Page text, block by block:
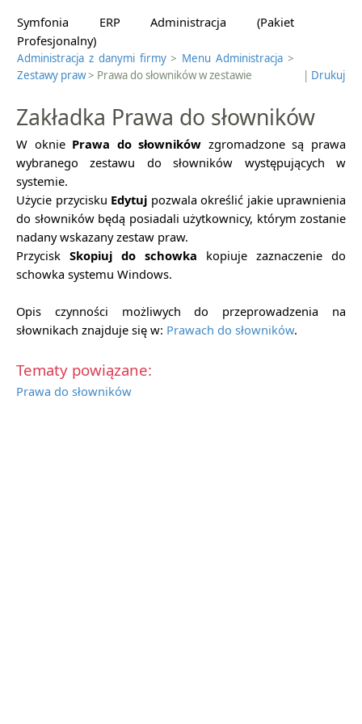
Symfonia ERP Administracja (Pakiet
Profesjonalny)
Administracja z danymi firmy> Menu Administracja >
Zestawy praw> Prawa do słowników w zestawie | Drukuj
Zakładka Prawa do słowników
W oknie Prawa do słowników zgromadzone są prawa
wybranego zestawu do słowników występujących w
systemie.
Użycie przycisku Edytuj pozwala określić jakie uprawnienia
do słowników będą posiadali użytkownicy, którym zostanie
nadany wskazany zestaw praw.
Przycisk Skopiuj do schowka kopiuje zaznaczenie do
schowka systemu Windows.
Opis czynności możliwych do przeprowadzenia na
słownikach znajduje się w: Prawach do słowników.
Tematy powiązane:
Prawa do słowników